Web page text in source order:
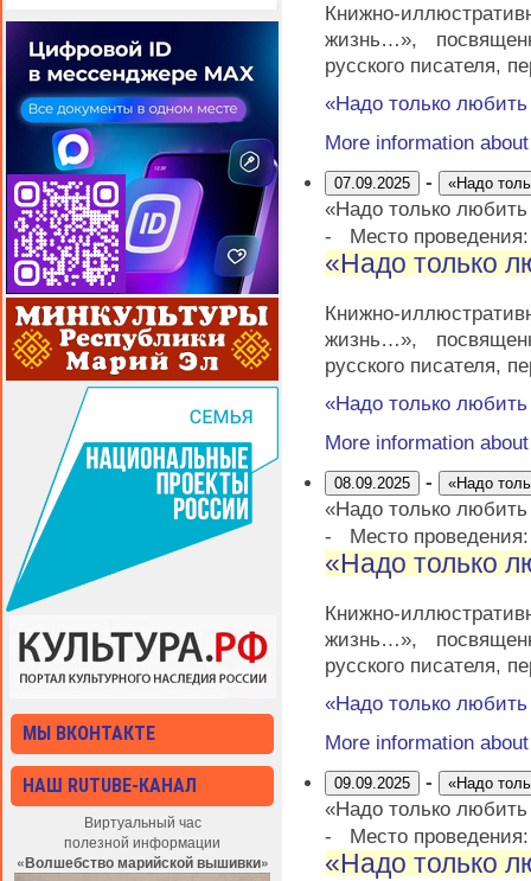
МЫ ВКОНТАКТЕ
НАШ RUTUBE-КАНАЛ
Виртуальный час
полезной информации
«Волшебство марийской вышивки»
Книжно-
жизнь…»,
русского писателя,
«Надо только
More information
07.09.2025 - «Надо
«Надо только
-
Место
«Надо только
Книжно-
жизнь…»,
русского писателя,
«Надо только
More information
08.09.2025 - «Надо
«Надо только
-
Место
«Надо только
Книжно-
жизнь…»,
русского писателя,
«Надо только
More information
09.09.2025 - «Надо
«Надо только
-
Место
«Надо только